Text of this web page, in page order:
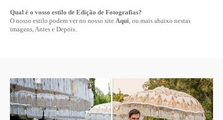
Qual é o vosso estilo de Edição de Fotografias?
O nosso estilo podem ver no nosso site Aqui, ou mais abaixo nestas
imagens, Antes e Depois.